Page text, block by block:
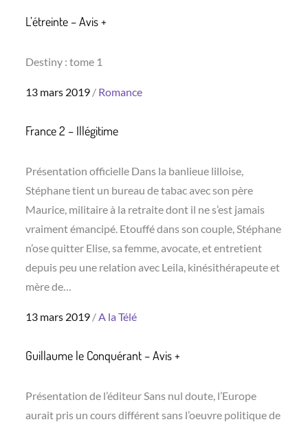
L’étreinte – Avis +
Destiny : tome 1
Posted
13 mars 2019 Romance
France 2 – Illégitime
Présentation officielle Dans la banlieue lilloise,
Stéphane tient un bureau de tabac avec son père
Maurice, militaire à la retraite dont il ne s’est jamais
vraiment émancipé. Etouffé dans son couple, Stéphane
n’ose quitter Elise, sa femme, avocate, et entretient
depuis peu une relation avec Leila, kinésithérapeute et
mère de…
Posted
13 mars 2019 A la Télé
Guillaume le Conquérant – Avis +
Présentation de l’éditeur Sans nul doute, l’Europe
aurait pris un cours différent sans l’oeuvre politique de